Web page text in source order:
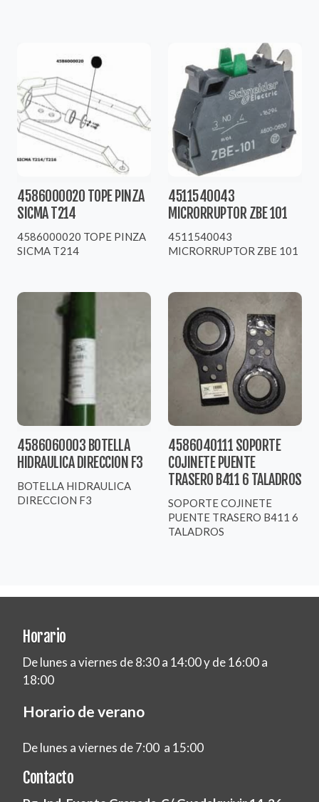
4586000020 TOPE PINZA
SICMA T214
4586000020 TOPE PINZA
SICMA T214
4511540043
MICRORRUPTOR ZBE 101
4511540043
MICRORRUPTOR ZBE 101
4586060003 BOTELLA
HIDRAULICA DIRECCION F3
BOTELLA HIDRAULICA
DIRECCION F3
4586040111 SOPORTE
COJINETE PUENTE
TRASERO B411 6 TALADROS
SOPORTE COJINETE
PUENTE TRASERO B411 6
TALADROS
Horario
De lunes a viernes de 8:30 a 14:00 y de 16:00 a
18:00
Horario de verano
De lunes a viernes de 7:00 a 15:00
Contacto